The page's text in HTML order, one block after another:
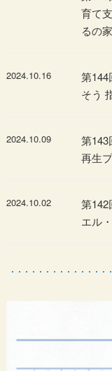
育て
るの家
2024.10.16
第
そう
2024.10.09
第
再生
2024.10.02
第
エル